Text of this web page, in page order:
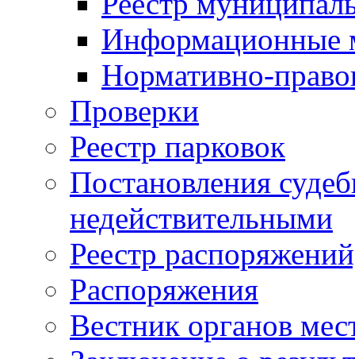
Информационные
Нормативно-
Проверки
Реестр парковок
Постановления
недействительными
Реестр
Распоряжения
Вестник органов